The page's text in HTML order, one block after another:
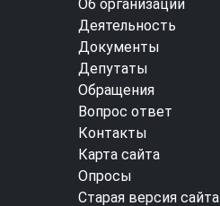
Об организации
Деятельность
Документы
Депутаты
Обращения
Вопрос ответ
Контакты
Карта сайта
Опросы
Старая версия сайта